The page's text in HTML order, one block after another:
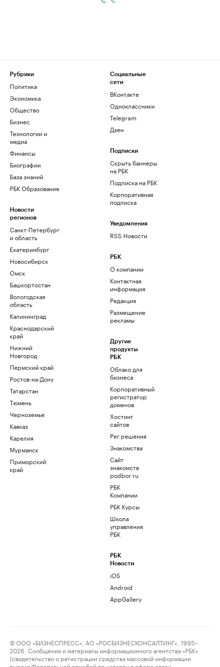
Рубрики
Политика
Экономика
Общество
Бизнес
Технологии и
медиа
Финансы
Биографии
База знаний
РБК Образование
Новости
регионов
Санкт-Петербург
и область
Екатеринбург
Новосибирск
Омск
Башкортостан
Вологодская
область
Калининград
Краснодарский
край
Нижний
Новгород
Пермский край
Ростов-на-Дону
Татарстан
Тюмень
Черноземье
Кавказ
Карелия
Мурманск
Приморский
край
Социальные
сети
ВКонтакте
Одноклассники
Telegram
Дзен
Подписки
Скрыть баннеры
на РБК
Подписка на РБК
Корпоративная
подписка
Уведомления
RSS Новости
РБК
О компании
Контактная
информация
Редакция
Размещение
рекламы
Другие
продукты
РБК
Облако для
бизнеса
Корпоративный
регистратор
доменов
Хостинг
сайтов
Рег.решения
Знакомства
Сайт
знакомств
podbor.ru
РБК
Компании
РБК Курсы
Школа
управления
РБК
РБК
Новости
iOS
Android
AppGallery
© ООО «БИЗНЕСПРЕСС», АО «РОСБИЗНЕСКОНСАЛТИНГ», 1995–
2026. Сообщения и материалы информационного агентства «РБК»
(свидетельство о регистрации средства массовой информации